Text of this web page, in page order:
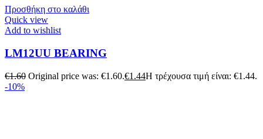
Προσθήκη στο καλάθι
Quick view
Add to wishlist
LM12UU BEARING
€1.60 Original price was: €1.60.€1.44Η τρέχουσα τιμή είναι: €1.44.
-10%